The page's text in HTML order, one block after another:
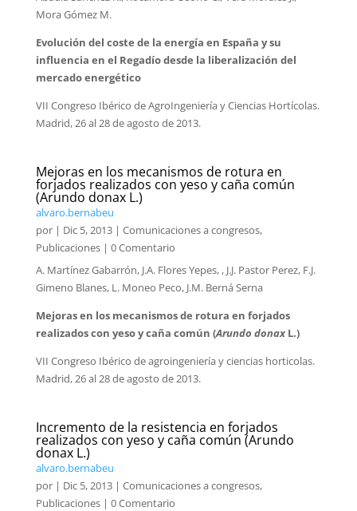
Mora Gómez M.
Evolución del coste de la energía en España y su
influencia en el Regadío desde la liberalización del
mercado energético
VII Congreso Ibérico de AgroIngeniería y Ciencias Hortícolas.
Madrid, 26 al 28 de agosto de 2013.
Mejoras en los mecanismos de rotura en
forjados realizados con yeso y caña común
(Arundo donax L.)
alvaro.bernabeu
por | Dic 5, 2013| Comunicaciones a congresos,
Publicaciones| 0 Comentario
A. Martínez Gabarrón, J.A. Flores Yepes, , J.J. Pastor Perez, F.J.
Gimeno Blanes, L. Moneo Peco, J.M. Berná Serna
Mejoras en los mecanismos de rotura en forjados
realizados con yeso y caña común (Arundo donaxL.)
VII Congreso Ibérico de agroingeniería y ciencias horticolas.
Madrid, 26 al 28 de agosto de 2013.
Incremento de la resistencia en forjados
realizados con yeso y caña común (Arundo
donax L.)
alvaro.bernabeu
por | Dic 5, 2013| Comunicaciones a congresos,
Publicaciones| 0 Comentario